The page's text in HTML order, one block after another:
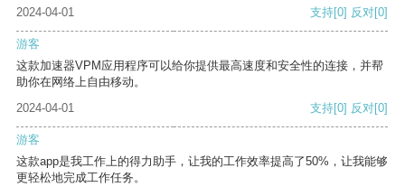
2024-04-01 支持[0] 反对[0]
游客
这款加速器VPM应用程序可以给你提供最高速度和安全性的连接，并帮
助你在网络上自由移动。
2024-04-01
支持[0] 反对[0]
游客
这款app是我工作上的得力助手，让我的工作效率提高了50%，让我能够
更轻松地完成工作任务。